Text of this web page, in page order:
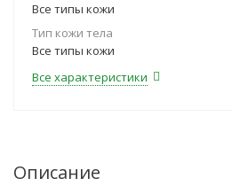
Все типы кожи
Тип кожи тела
Все типы кожи
Все характеристики
Описание